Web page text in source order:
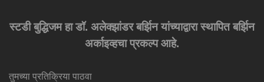
स्टडी बुद्धिजम हा डॉ. अलेक्झांडर बर्झिन यांच्याद्वारा स्थापित बर्झिन
अर्काइव्हचा प्रकल्प आहे.
तुमच्या प्रतिक्रिया पाठवा